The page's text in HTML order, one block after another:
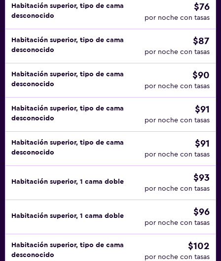
Habitación superior, tipo de cama
desconocido
$76
por noche con tasas
Habitación superior, tipo de cama
desconocido
$87
por noche con tasas
Habitación superior, tipo de cama
desconocido
$90
por noche con tasas
Habitación superior, tipo de cama
desconocido
$91
por noche con tasas
Habitación superior, tipo de cama
desconocido
$91
por noche con tasas
Habitación superior, 1 cama doble $93
por noche con tasas
Habitación superior, 1 cama doble $96
por noche con tasas
Habitación superior, tipo de cama
desconocido
$102
por noche con tasas